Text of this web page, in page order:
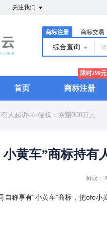
关注我们
商标注册 商标交易
综合查询
首页 商标注册
限时299元
人起诉ofo侵权：索赔300万元
小黄车”商标持有
阅读：
自称享有“小黄车”商标，把ofo